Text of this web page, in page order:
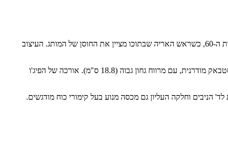
ה-408 נושאת את לוגו פיג'ו החדש, אשר עוצב מחדש. לוגו זה עוצב על ידי מעצבי פיג'ו ולא על ידי גוף חיצוני, בצורת מגן דו-ממדי, מאזכר את הלוגו של שנות ה-60, כשראש האריה שבתוכו מציין את החוסן של המותג. העיצוב
פיג'ו 408 החדשה משנה את תפישת העיצוב שאפיינה את סדרת דגמי ה-400 של פיג'ו, על ידי כך ששוברת את מבנה הסדאן המוכר ומעדיפה תצורת פאסטבאק מודרנית, עם מרווח גחון גבוה (18.8 ס"מ). אורכה של הפיג'ו
הניבים וחלקה העליון גם מכסה מנוע בעל קימורי כוח מודגשים.